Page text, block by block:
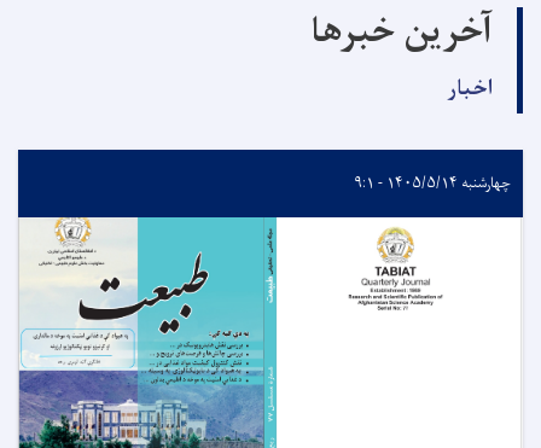
آخرین خبرها
اخبار
چهارشنبه ۱۴۰۵/۵/۱۴ - ۹:۱